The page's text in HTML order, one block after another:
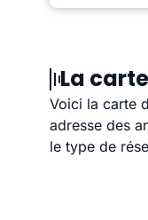
La
Voici la carte
adresse des
le type de